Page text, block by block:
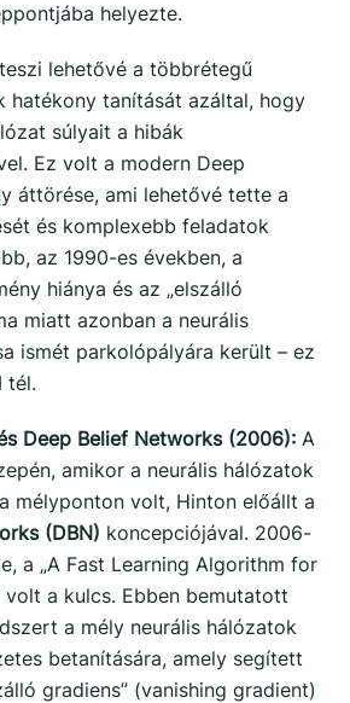
helyezte.
lehetővé a többrétegű
hatékony tanítását azáltal, hogy
súlyait a hibák
Ez volt a modern Deep
áttörése, ami lehetővé tette a
és komplexebb feladatok
az 1990-es években, a
hiánya és az „elszálló
miatt azonban a neurális
ismét parkolópályára került – ez
tél.
Deep Belief Networks (2006): A
amikor a neurális hálózatok
mélyponton volt, Hinton előállt a
(DBN) koncepciójával. 2006-
a „A Fast Learning Algorithm for
volt a kulcs. Ebben bemutatott
a mély neurális hálózatok
betanítására, amely segített
gradiens” (vanishing gradient)